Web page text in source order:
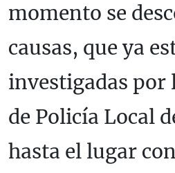
momento se
causas, que ya
investigadas por
de Policía Local
hasta el lugar